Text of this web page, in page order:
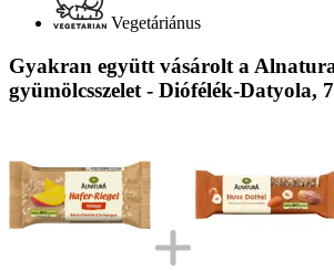
Vegetáriánus
Gyakran együtt vásárolt a
gyümölcsszelet - Diófélék-Datyola,